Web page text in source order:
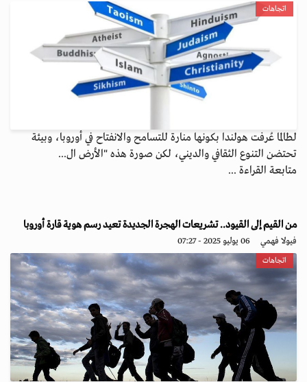
اتجاهات
لطالما عُرفت هولندا بكونها منارة للتسامح والانفتاح في أوروبا، وبيئة
تحتضن التنوع الثقافي والديني، لكن صورة هذه "الأرض ال...
متابعة القراءة ...
من القيم إلى القيود.. تشريعات الهجرة الجديدة تعيد رسم هوية قارة أوروبا
فيولا فهمي 06 يوليو 2025 - 07:27
اتجاهات